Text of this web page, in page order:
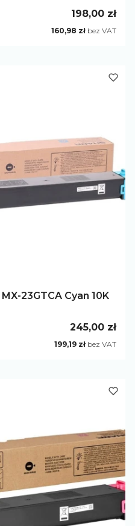
Cena
198,00 zł
Cena
160,98 zł bez VAT
23GTCA Cyan 10K
Cena
245,00 zł
Cena
199,19 zł bez VAT